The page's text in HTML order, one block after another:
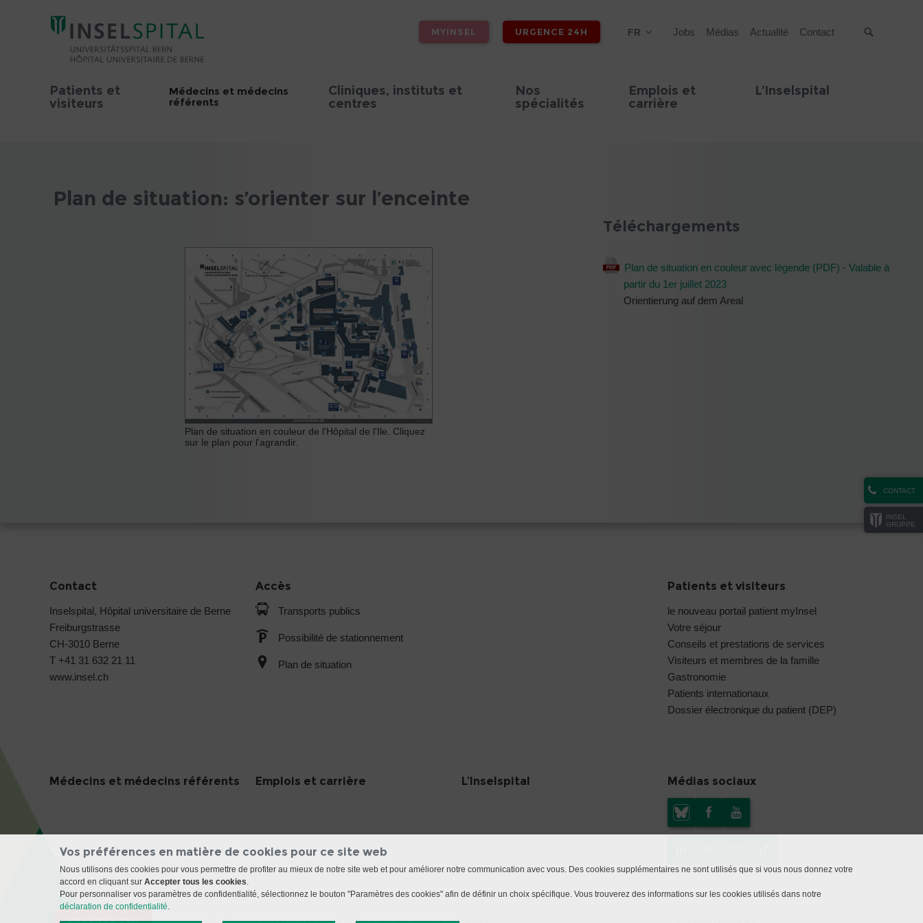
MYINSEL URGENCE 24H FR Jobs Médias Actualité Contact
Patients et
visiteurs
Médecins et médecins
référents
Cliniques, instituts et
centres
Nos
spécialités
Emplois et
carrière
L’Inselspital
CONTACT
INSEL
GRUPPE
Plan de situation: s’orienter sur l’enceinte
Plan de situation en couleur de l'Hôpital de l'Ile. Cliquez
sur le plan pour l'agrandir.
Téléchargements
Plan de situation en couleur avec légende (PDF) - Valable à
partir du 1er juillet 2023
Orientierung auf dem Areal
Contact
Inselspital, Hôpital universitaire de Berne
Freiburgstrasse
CH-3010 Berne
T +41 31 632 21 11
www.insel.ch
Accès
Transports publics
Possibilité de stationnement
Plan de situation
Patients et visiteurs
le nouveau portail patient myInsel
Votre séjour
Conseils et prestations de services
Visiteurs et membres de la famille
Gastronomie
Patients internationaux
Dossier électronique du patient (DEP)
Médecins et médecins référents Emplois et carrière L’Inselspital Médias sociaux
URGENCE 24H
Vos préférences en matière de cookies pour ce site web
Nous utilisons des cookies pour vous permettre de profiter au mieux de notre site web et pour améliorer notre communication avec vous. Des cookies supplémentaires ne sont utilisés que si vous nous donnez votre
accord en cliquant sur Accepter tous les cookies.
Pour personnaliser vos paramètres de confidentialité, sélectionnez le bouton "Paramètres des cookies" afin de définir un choix spécifique. Vous trouverez des informations sur les cookies utilisés dans notre
déclaration de confidentialité.